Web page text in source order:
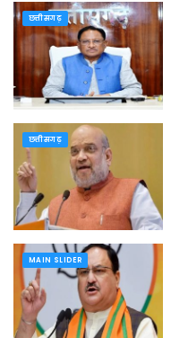
छत्तीसगढ़
छत्तीसगढ़
MAIN SLIDER